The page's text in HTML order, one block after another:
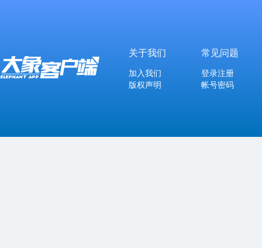
关于我们
加入我们
版权声明
常见问题
登录注册
帐号密码